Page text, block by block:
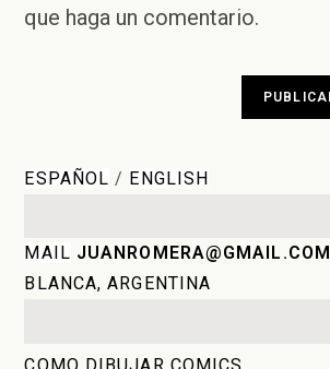
(opcional)
que haga un comentario.
ESPAÑOL / ENGLISH
MAIL JUANROMERA@GMAIL.COM
BLANCA, ARGENTINA